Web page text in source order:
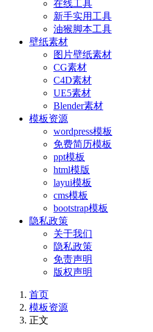
在线工具
新手实用工具
油猴脚本工具
壁纸素材
图片壁纸素材
CG素材
C4D素材
UE5素材
Blender素材
模板资源
wordpress模板
免费简历模板
ppt模板
html模版
layui模板
cms模板
bootstrap模板
隐私政策
关于我们
隐私政策
免责声明
版权声明
首页
模板资源
正文